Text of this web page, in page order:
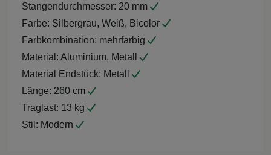
Stangendurchmesser: 20 mm
Farbe: Silbergrau, Weiß, Bicolor
Farbkombination: mehrfarbig
Material: Aluminium, Metall
Material Endstück: Metall
Länge: 260 cm
Traglast: 13 kg
Stil: Modern